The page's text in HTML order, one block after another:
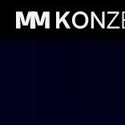
Schlager